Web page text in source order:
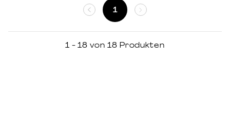
1
1 - 18 von 18 Produkten